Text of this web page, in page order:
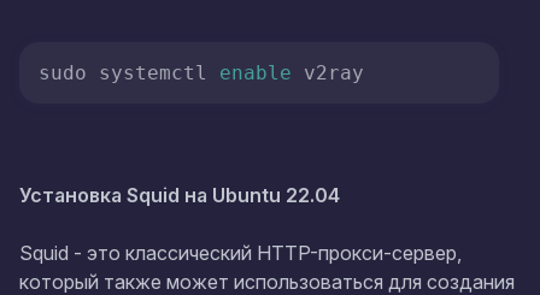
sudo systemctl enable v2ray
Установка Squid на Ubuntu 22.04
Squid - это классический HTTP-прокси-сервер,
который также может использоваться для создания